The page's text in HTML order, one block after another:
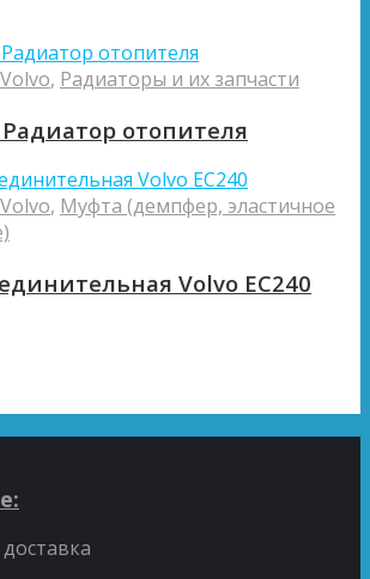
Volvo, Радиаторы и их запчасти
Радиатор отопителя
Volvo, Муфта (демпфер, эластичное
Volvo EC240